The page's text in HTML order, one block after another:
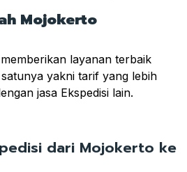
Mojokerto
layanan terbaik
yakni tarif yang lebih
jasa Ekspedisi lain.
dari Mojokerto ke